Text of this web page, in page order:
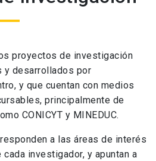
proyectos de investigación
y desarrollados por
y que cuentan con medios
principalmente de
CONICYT y MINEDUC.
a las áreas de interés
investigador, y apuntan a